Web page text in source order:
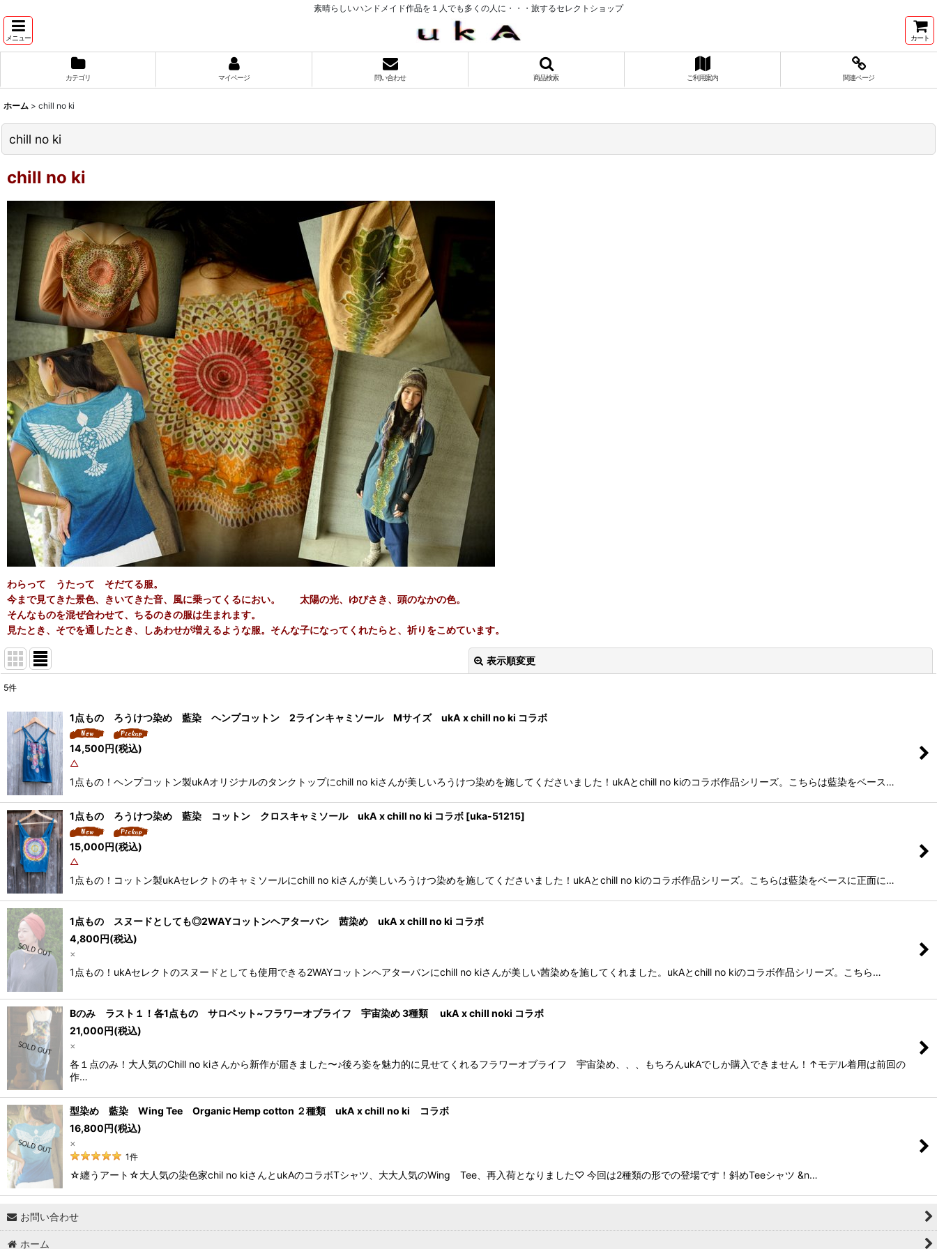
素晴らしいハンドメイド作品を１人でも多くの人に・・・旅するセレクトショップ
メニュー カート
カテゴリ マイページ 問い合わせ 商品検索 ご利用案内 関連ページ
ホーム > chill no ki
chill no ki
chill no ki
わらって うたって そだてる服。
今まで見てきた景色、きいてきた音、風に乗ってくるにおい。 太陽の光、ゆびさき、頭のなかの色。
そんなものを混ぜ合わせて、ちるのきの服は生まれます。
見たとき、そでを通したとき、しあわせが増えるような服。そんな子になってくれたらと、祈りをこめています。
表示順変更
並び順:
絞り込む
5件
1点もの ろうけつ染め 藍染 ヘンプコットン 2ラインキャミソール Mサイズ ukA x chill no ki コラボ
14,500円(税込)
△
1点もの！ヘンプコットン製ukAオリジナルのタンクトップにchill no kiさんが美しいろうけつ染めを施してくださいました！ukAとchill no kiのコラボ作品シリーズ。こちらは藍染をベース…
1点もの ろうけつ染め 藍染 コットン クロスキャミソール ukA x chill no ki コラボ [uka-51215]
15,000円(税込)
△
1点もの！コットン製ukAセレクトのキャミソールにchill no kiさんが美しいろうけつ染めを施してくださいました！ukAとchill no kiのコラボ作品シリーズ。こちらは藍染をベースに正面に…
1点もの スヌードとしても◎2WAYコットンヘアターバン 茜染め ukA x chill no ki コラボ
4,800円(税込)
×
1点もの！ukAセレクトのスヌードとしても使用できる2WAYコットンヘアターバンにchill no kiさんが美しい茜染めを施してくれました。ukAとchill no kiのコラボ作品シリーズ。こちら…
Bのみ ラスト１！各1点もの サロペット~フラワーオブライフ 宇宙染め 3種類 ukA x chill noki コラボ
21,000円(税込)
×
各１点のみ！大人気のChill no kiさんから新作が届きました〜♪後ろ姿を魅力的に見せてくれるフラワーオブライフ 宇宙染め、、、もちろんukAでしか購入できません！↑モデル着用は前回の
作…
型染め 藍染 Wing Tee Organic Hemp cotton ２種類 ukA x chill no ki コラボ
16,800円(税込)
×
1件
☆纏うアート☆大人気の染色家chil no kiさんとukAのコラボTシャツ、大大人気のWing Tee、再入荷となりました♡ 今回は2種類の形での登場です！斜めTeeシャツ &n…
お問い合わせ
ホーム